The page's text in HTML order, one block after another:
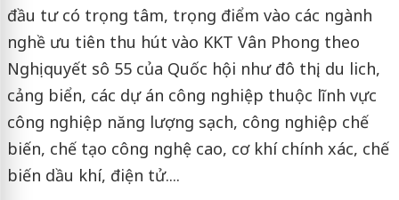
đầu tư có trọng tâm, trọng điểm vào các ngành
nghề ưu tiên thu hút vào KKT Vân Phong theo
Nghị quyết sô 55 của Quốc hội như đô thị, du lich,
cảng biển, các dự án công nghiệp thuộc lĩnh vực
công nghiệp năng lượng sạch, công nghiệp chế
biến, chế tạo công nghệ cao, cơ khí chính xác, chế
biến dầu khí, điện tử....